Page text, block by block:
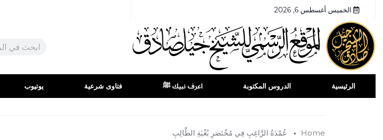
الخميس أغسطس 6, 2026
الرئيسية الدروس المكتوبة اعرف نبيك ﷺ فتاوى شرعية يوتيوب
Home عُمْدَةُ الرَّاغِبِ فِي مُخْتَصَرِ بُغْيَةِ الطَّالِبِ